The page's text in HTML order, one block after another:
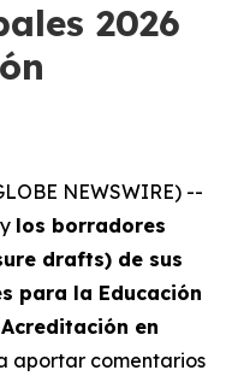
2026
NEWSWIRE) --
los borradores
drafts) de sus
para la Educación
en
aportar comentarios